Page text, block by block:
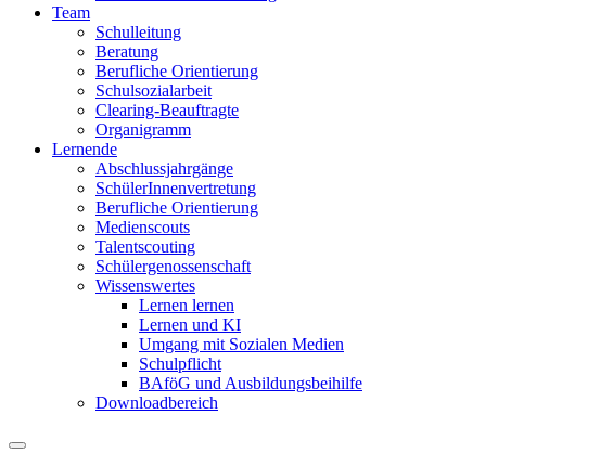
Team
Schulleitung
Beratung
Berufliche Orientierung
Schulsozialarbeit
Clearing-Beauftragte
Organigramm
Lernende
Abschlussjahrgänge
SchülerInnenvertretung
Berufliche Orientierung
Medienscouts
Talentscouting
Schüler­genossen­schaft
Wissenswertes
Lernen lernen
Lernen und KI
Umgang mit Sozialen Medien
Schulpflicht
BAföG und Ausbildungsbeihilfe
Downloadbereich